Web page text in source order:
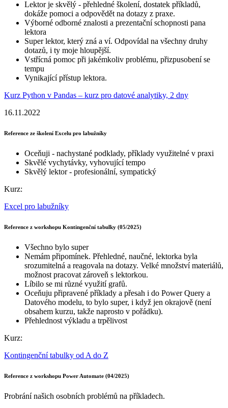
Lektor je skvělý - přehledné školení, dostatek příkladů,
dokáže pomoci a odpovědět na dotazy z praxe.
Výborné odborné znalosti a prezentační schopnosti pana
lektora
Super lektor, který zná a ví. Odpovídal na všechny druhy
dotazů, i ty moje hloupější.
Vstřícná pomoc při jakémkoliv problému, přizpusobení se
tempu
Vynikající přístup lektora.
Kurz Python v Pandas – kurz pro datové analytiky, 2 dny
16.11.2022
Reference ze školení Excelu pro labužníky
Oceňuji - nachystané podklady, příklady využitelné v praxi
Skvělé vychytávky, vyhovující tempo
Skvělý lektor - profesionální, sympatický
Kurz:
Excel pro labužníky
Reference z workshopu Kontingenční tabulky (05/2025)
Všechno bylo super
Nemám připomínek. Přehledné, naučné, lektorka byla
srozumitelná a reagovala na dotazy. Velké množství materiálů,
možnost pracovat zároveň s lektorkou.
Líbilo se mi různé využití grafů.
Oceňuju připravené příklady a přesah i do Power Query a
Datového modelu, to bylo super, i když jen okrajově (není
obsahem kurzu, takže naprosto v pořádku).
Přehlednost výkladu a trpělivost
Kurz:
Kontingenční tabulky od A do Z
Reference z workshopu Power Automate (04/2025)
Probrání našich osobních problémů na příkladech.